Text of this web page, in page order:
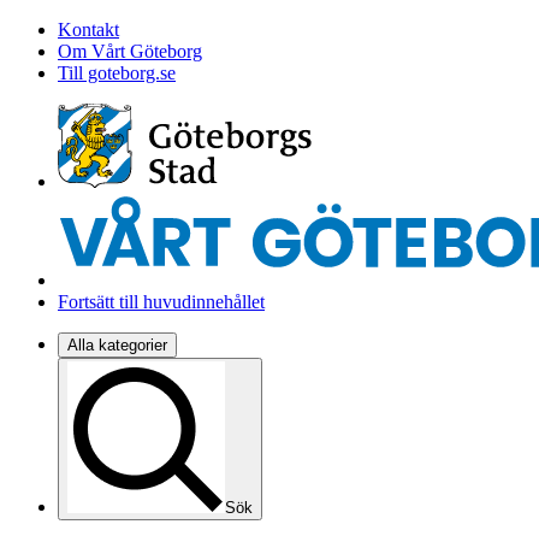
Kontakt
Om Vårt Göteborg
Till goteborg.se
Fortsätt till huvudinnehållet
Alla kategorier
Sök